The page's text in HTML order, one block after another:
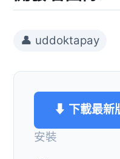
👤 uddoktapay
⬇ 下載最新
安裝